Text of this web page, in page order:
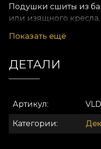
Подушки сшиты из
или изящного
элегантный и
Дом дизайна VLAdiLA
Показать ещё
ДЕТАЛИ
Артикул
Категории